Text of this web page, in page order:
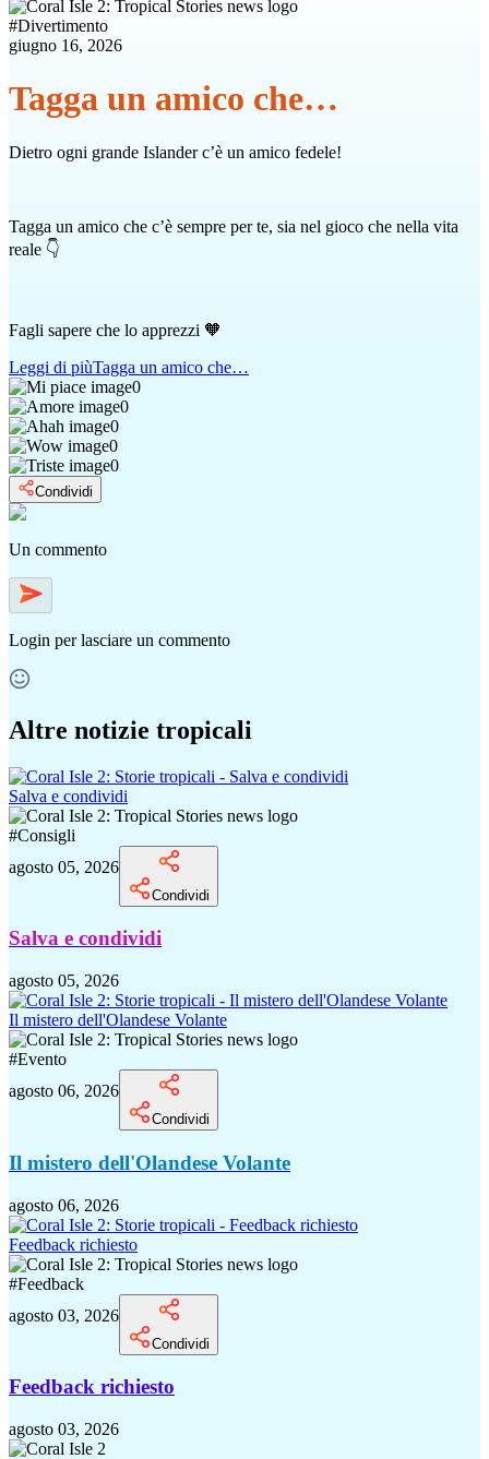
#Divertimento
giugno 16, 2026
Tagga un amico che…
Dietro ogni grande Islander c’è un amico fedele!
Tagga un amico che c’è sempre per te, sia nel gioco che nella vita
reale 👇
Fagli sapere che lo apprezzi 🧡
Leggi di piùTagga un amico che…
0
0
0
0
0
Condividi
Un commento
Login per lasciare un commento
Altre notizie tropicali
Salva e condividi
#Consigli
agosto 05, 2026
Condividi
Salva e condividi
agosto 05, 2026
Il mistero dell'Olandese Volante
#Evento
agosto 06, 2026
Condividi
Il mistero dell'Olandese Volante
agosto 06, 2026
Feedback richiesto
#Feedback
agosto 03, 2026
Condividi
Feedback richiesto
agosto 03, 2026